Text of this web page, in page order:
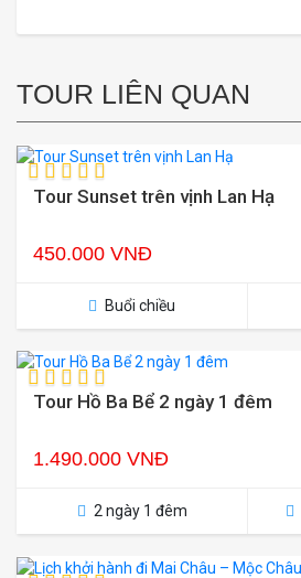
TOUR LIÊN QUAN
Tour Sunset trên vịnh Lan Hạ
450.000 VNĐ
Buổi chiều
Tour Hồ Ba Bể 2 ngày 1 đêm
1.490.000 VNĐ
2 ngày 1 đêm